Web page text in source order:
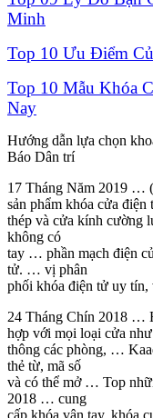
Minh
Top 10 Ưu Điểm
Top 10 Mẫu Khóa
Nay
Hướng dẫn lựa chọn
Báo Dân trí
17 Tháng Năm 2019 …
sản phẩm khóa cửa
thép và cửa kính cường
không có
tay … phần mạch điện
tử. … vị phân
phối khóa điện tử uy
24 Tháng Chín 2018
hợp với mọi loại cửa
thông các phòng, …
thẻ từ, mã số
và có thể mở … Top
2018 … cung
cấp khóa vân tay, khóa